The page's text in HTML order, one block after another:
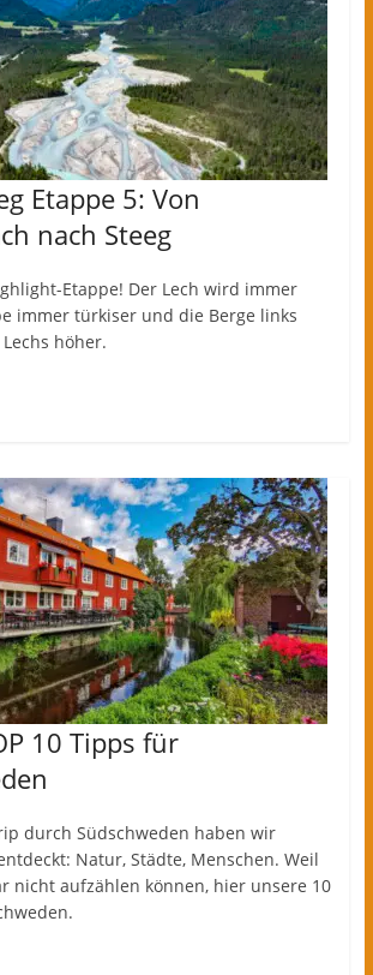
Etappe 5: Von
nach Steeg
Etappe! Der Lech wird immer
immer türkiser und die Berge links
höher.
10 Tipps für
durch Südschweden haben wir
Natur, Städte, Menschen. Weil
nicht aufzählen können, hier unsere 10